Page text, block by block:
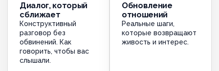
Диалог, который
сближает
Конструктивный
разговор без
обвинений. Как
говорить, чтобы вас
слышали.
Обновление
отношений
Реальные шаги,
которые возвращают
живость и интерес.